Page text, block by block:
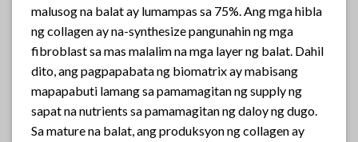
malusog na balat ay lumampas sa 75%. Ang mga hibla
ng collagen ay na-synthesize pangunahin ng mga
fibroblast sa mas malalim na mga layer ng balat. Dahil
dito, ang pagpapabata ng biomatrix ay mabisang
mapapabuti lamang sa pamamagitan ng supply ng
sapat na nutrients sa pamamagitan ng daloy ng dugo.
Sa mature na balat, ang produksyon ng collagen ay